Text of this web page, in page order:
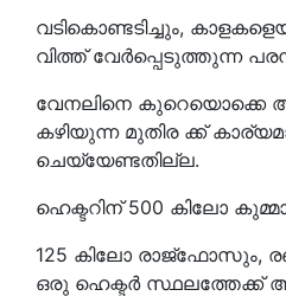
വടികൊണ്ടടിച്ചും,
വിത്ത് വേർപ്പെടുത്തുന്ന
വേനലിനെ കുറെയൊക്കെ
കഴിയുന്ന മുതിര ക്ക്
ചെയ്യേണ്ടതില്ല.
ഹെക്ടറിന് 500 കിലോ
125 കിലോ രാജ്ഫോസും,
ഒരു ഹെക്ടർ സ്ഥലത്തേക്ക്